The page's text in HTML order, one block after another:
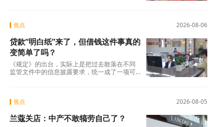
2026-08-06
焦点
贷款“明白纸”来了，但借钱这件事真的
变简单了吗？
《规定》的出台，实际上是把过去散落在不同
监管文件中的信息披露要求，统一成了一项可
获客、担保增信等领域的第三方合作机构统一
须在你借钱之前，把全部费用列在一张表上，
2026-08-05
焦点
兰蔻关店：中产不敢犒劳自己了？